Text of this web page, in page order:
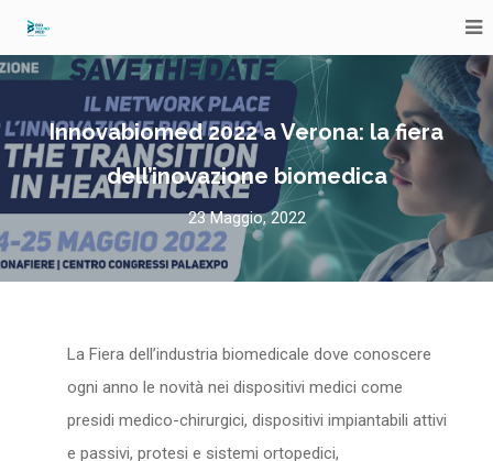
Innovabiomed 2022 a Verona: la fiera
dell’inovazione biomedica
23 Maggio, 2022
La Fiera dell’industria biomedicale dove conoscere
ogni anno le novità nei dispositivi medici come
presidi medico-chirurgici, dispositivi impiantabili attivi
e passivi, protesi e sistemi ortopedici,